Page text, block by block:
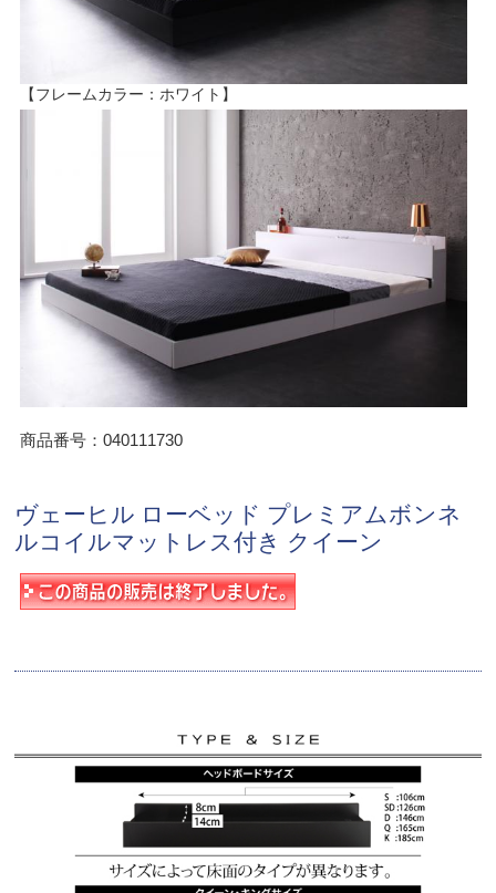
【フレームカラー：ホワイト】
商品番号：040111730
ヴェーヒル ローベッド プレミアムボンネ
ルコイルマットレス付き クイーン